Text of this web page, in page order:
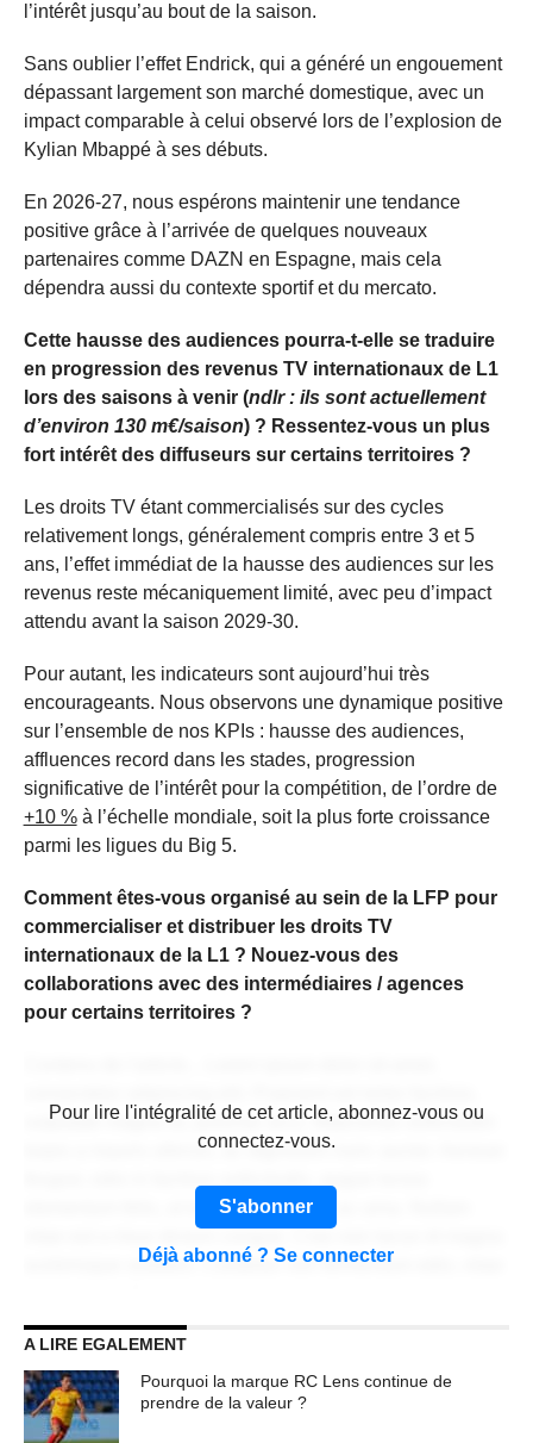
l’intérêt jusqu’au bout de la saison.
Sans oublier l’effet Endrick, qui a généré un engouement
dépassant largement son marché domestique, avec un
impact comparable à celui observé lors de l’explosion de
Kylian Mbappé à ses débuts.
En 2026-27, nous espérons maintenir une tendance
positive grâce à l’arrivée de quelques nouveaux
partenaires comme DAZN en Espagne, mais cela
dépendra aussi du contexte sportif et du mercato.
Cette hausse des audiences pourra-t-elle se traduire
en progression des revenus TV internationaux de L1
lors des saisons à venir (ndlr : ils sont actuellement
d’environ 130 m€/saison) ? Ressentez-vous un plus
fort intérêt des diffuseurs sur certains territoires ?
Les droits TV étant commercialisés sur des cycles
relativement longs, généralement compris entre 3 et 5
ans, l’effet immédiat de la hausse des audiences sur les
revenus reste mécaniquement limité, avec peu d’impact
attendu avant la saison 2029-30.
Pour autant, les indicateurs sont aujourd’hui très
encourageants. Nous observons une dynamique positive
sur l’ensemble de nos KPIs : hausse des audiences,
affluences record dans les stades, progression
significative de l’intérêt pour la compétition, de l’ordre de
+10 %à l’échelle mondiale, soit la plus forte croissance
parmi les ligues du Big 5.
Comment êtes-vous organisé au sein de la LFP pour
commercialiser et distribuer les droits TV
internationaux de la L1 ? Nouez-vous des
collaborations avec des intermédiaires / agences
pour certains territoires ?
vulputate magna at, pulvinar arcu. Maecenas sollicitudin
turpis a mauris ultrices, ac dignissim nunc auctor. Aenean
elementum felis, ut lacinia nulla urna ac urna. Nullam
scelerisque sodales. Curabitur non fermentum odio, vitae
Lorem ipsum dolor sit amet, consectetur adipiscing elit.
Praesent vel tortor facilisis, vulputate magna at, pulvinar
arcu. Maecenas sollicitudin turpis a mauris ultrices, ac
dignissim nunc auctor. Aenean feugiat, odio in facilisis
CONTENU RÉSERVÉ AUX
ABONNÉS
Pour lire l'intégralité de cet article, abonnez-vous ou
connectez-vous.
S'abonner
Déjà abonné ? Se connecter
A LIRE EGALEMENT
Pourquoi la marque RC Lens continue de
prendre de la valeur ?